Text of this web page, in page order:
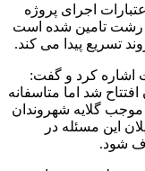
اجرای پروژه
رشت تامین شده است
تسریع پیدا می کند.
اشاره کرد و گفت:
شد اما متاسفانه
موجب گلایه شهروندان
این مسئله در
شود.